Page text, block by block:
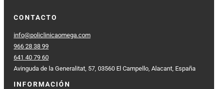
CONTACTO
info@policlinicaomega.com
966 28 38 99
641 40 79 60
Avinguda de la Generalitat, 57, 03560 El Campello, Alacant, España
INFORMACIÓN